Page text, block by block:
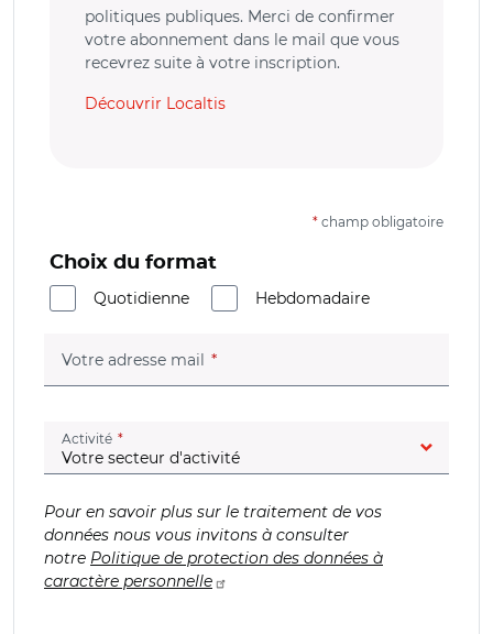
politiques publiques. Merci de confirmer
votre abonnement dans le mail que vous
recevrez suite à votre inscription.
Découvrir Localtis
* champ obligatoire
Choix du format
Quotidienne
Hebdomadaire
Votre adresse mail (champ obligatoire)
Activité (champ obligatoire)
Pour en savoir plus sur le traitement de vos
données nous vous invitons à consulter
notre Politique de protection des données à
caractère personnelle